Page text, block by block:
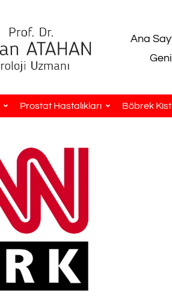
Ana
Prostat Hastalıkları Böbrek